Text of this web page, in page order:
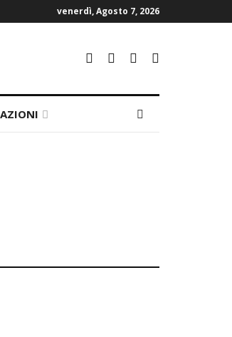
venerdì, Agosto 7, 2026